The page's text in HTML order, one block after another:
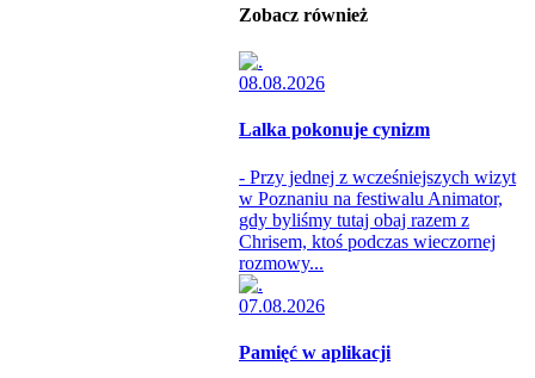
Zobacz również
08.08.2026
Lalka pokonuje cynizm
- Przy jednej z wcześniejszych wizyt
w Poznaniu na festiwalu Animator,
gdy byliśmy tutaj obaj razem z
Chrisem, ktoś podczas wieczornej
rozmowy...
07.08.2026
Pamięć w aplikacji